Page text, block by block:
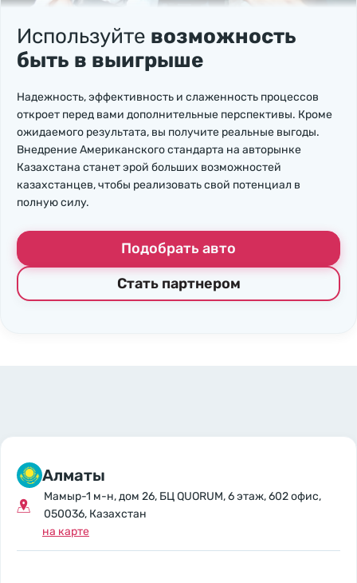
Используйте возможность
быть в выигрыше
Надежность, эффективность и слаженность процессов
откроет перед вами дополнительные перспективы. Кроме
ожидаемого результата, вы получите реальные выгоды.
Внедрение Американского стандарта на авторынке
Казахстана станет эрой больших возможностей
казахстанцев, чтобы реализовать свой потенциал в
полную силу.
Подобрать авто
Стать партнером
Алматы
Мамыр-1 м-н, дом 26, БЦ QUORUM, 6 этаж, 602 офис,
050036, Казахстан
на карте